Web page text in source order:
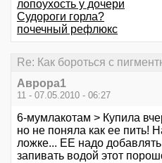
лопоухость у дочери
Судороги горла?
почечный рефлюкс
Re: Как бороться с
Аврора1
11 - 07.05.2010 - 06:27
6-мумлакотам > Купила
но не поняла как ее пить!
ложке... ЕЕ надо
запивать водой этот